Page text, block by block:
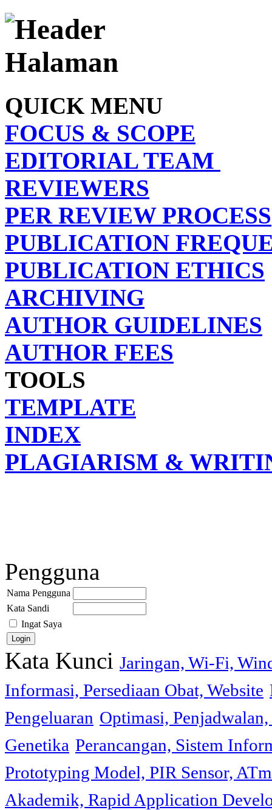
QUICK MENU
FOCUS & SCOPE
EDITORIAL TEAM
REVIEWERS
PER REVIEW PROCESS
PUBLICATION
PUBLICATION ETHICS
ARCHIVING
AUTHOR GUIDELINES
AUTHOR FEES
TOOLS
TEMPLATE
INDEX
PLAGIARISM &
Pengguna
Nama Pengguna
Kata Sandi
Ingat Saya
Kata Kunci Jaringan, Wi-Fi,
Informasi, Persediaan Obat, Website
Pengeluaran Optimasi,
Genetika Perancangan, Sistem
Prototyping Model, PIR Sensor,
Akademik, Rapid Application